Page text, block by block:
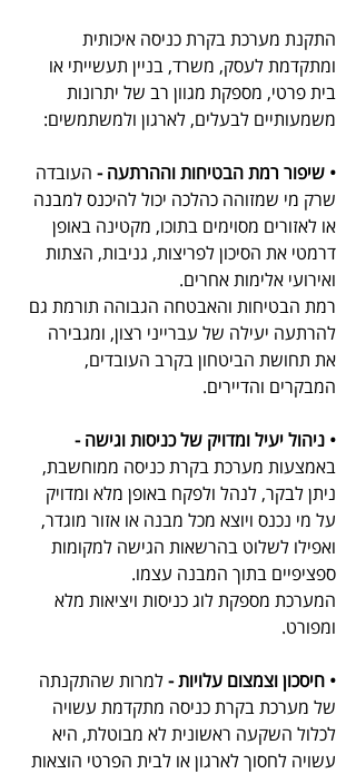
התקנת מערכת בקרת כניסה איכותית
ומתקדמת לעסק, משרד, בניין תעשייתי או
בית פרטי, מספקת מגוון רב של יתרונות
משמעותיים לבעלים, לארגון ולמשתמשים:
• שיפור רמת הבטיחות וההרתעה - העובדה
שרק מי שמזוהה כהלכה יכול להיכנס למבנה
או לאזורים מסוימים בתוכו, מקטינה באופן
דרמטי את הסיכון לפריצות, גניבות, הצתות
ואירועי אלימות אחרים.
רמת הבטיחות והאבטחה הגבוהה תורמת גם
להרתעה יעילה של עברייני רצון, ומגבירה
את תחושת הביטחון בקרב העובדים,
המבקרים והדיירים.
• ניהול יעיל ומדויק של כניסות וגישה -
באמצעות מערכת בקרת כניסה ממוחשבת,
ניתן לבקר, לנהל ולפקח באופן מלא ומדויק
על מי נכנס ויוצא מכל מבנה או אזור מוגדר,
ואפילו לשלוט בהרשאות הגישה למקומות
ספציפיים בתוך המבנה עצמו.
המערכת מספקת לוג כניסות ויציאות מלא
ומפורט.
• חיסכון וצמצום עלויות - למרות שהתקנתה
של מערכת בקרת כניסה מתקדמת עשויה
לכלול השקעה ראשונית לא מבוטלת, היא
עשויה לחסוך לארגון או לבית הפרטי הוצאות